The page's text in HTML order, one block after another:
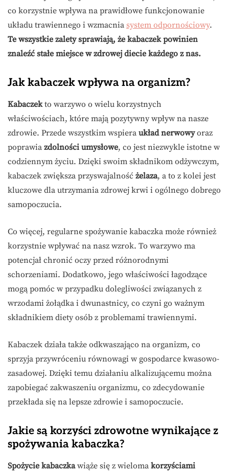
co korzystnie wpływa na prawidłowe funkcjonowanie
układu trawiennego i wzmacnia system odpornościowy.
Te wszystkie zalety sprawiają, że kabaczek powinien
znaleźć stałe miejsce w zdrowej diecie każdego z nas.
Jak kabaczek wpływa na organizm?
Kabaczekto warzywo o wielu korzystnych
właściwościach, które mają pozytywny wpływ na nasze
zdrowie. Przede wszystkim wspiera układ nerwowyoraz
poprawia zdolności umysłowe, co jest niezwykle istotne w
codziennym życiu. Dzięki swoim składnikom odżywczym,
kabaczek zwiększa przyswajalność żelaza, a to z kolei jest
kluczowe dla utrzymania zdrowej krwi i ogólnego dobrego
samopoczucia.
Co więcej, regularne spożywanie kabaczka może również
korzystnie wpływać na nasz wzrok. To warzywo ma
potencjał chronić oczy przed różnorodnymi
schorzeniami. Dodatkowo, jego właściwości łagodzące
mogą pomóc w przypadku dolegliwości związanych z
wrzodami żołądka i dwunastnicy, co czyni go ważnym
składnikiem diety osób z problemami trawiennymi.
Kabaczek działa także odkwaszająco na organizm, co
sprzyja przywróceniu równowagi w gospodarce kwasowo-
zasadowej. Dzięki temu działaniu alkalizującemu można
zapobiegać zakwaszeniu organizmu, co zdecydowanie
przekłada się na lepsze zdrowie i samopoczucie.
Jakie są korzyści zdrowotne wynikające z
spożywania kabaczka?
Spożycie kabaczkawiąże się z wieloma korzyściami